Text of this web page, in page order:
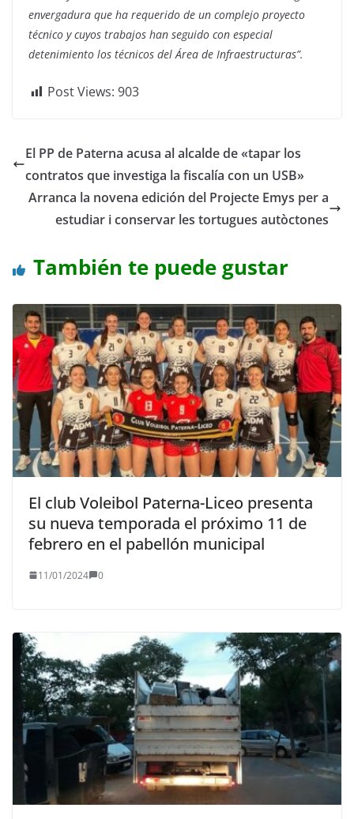
envergadura que ha requerido de un complejo proyecto
técnico y cuyos trabajos han seguido con especial
detenimiento los técnicos del Área de Infraestructuras”.
Post Views: 903
El PP de Paterna acusa al alcalde de «tapar los
contratos que investiga la fiscalía con un USB»
Arranca la novena edición del Projecte Emys per a
estudiar i conservar les tortugues autòctones
También te puede gustar
El club Voleibol Paterna-Liceo presenta
su nueva temporada el próximo 11 de
febrero en el pabellón municipal
11/01/2024 0